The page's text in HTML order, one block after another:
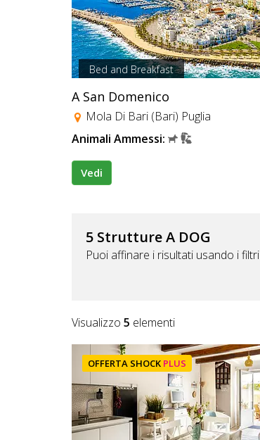
Bed and Breakfast
A San Domenico
Mola Di Bari (Bari) Puglia
Animali Ammessi:
Vedi
5 Strutture A DOG
Puoi affinare i risultati usando i filtri
Visualizzo 5 elementi
OFFERTA SHOCK PLUS